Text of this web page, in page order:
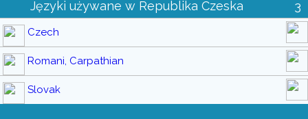
Języki używane w Republika Czeska 3
Czech
Romani, Carpathian
Slovak